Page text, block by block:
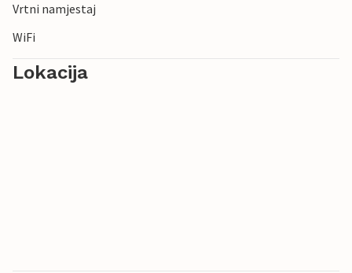
Vrtni namjestaj
WiFi
Lokacija